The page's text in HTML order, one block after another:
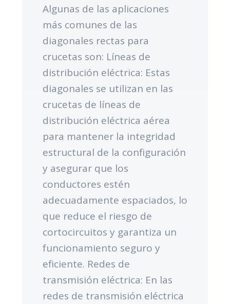
Algunas de las aplicaciones
más comunes de las
diagonales rectas para
crucetas son: Líneas de
distribución eléctrica: Estas
diagonales se utilizan en las
crucetas de líneas de
distribución eléctrica aérea
para mantener la integridad
estructural de la configuración
y asegurar que los
conductores estén
adecuadamente espaciados, lo
que reduce el riesgo de
cortocircuitos y garantiza un
funcionamiento seguro y
eficiente. Redes de
transmisión eléctrica: En las
redes de transmisión eléctrica